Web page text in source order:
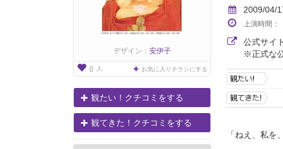
デザイン： 安伊子
0 人 お気に入りチラシにする
観たい！クチコミをする
観てきた！クチコミをする
2009/04/
上演時間：
公式サイ
※正式な
「ねえ、私を